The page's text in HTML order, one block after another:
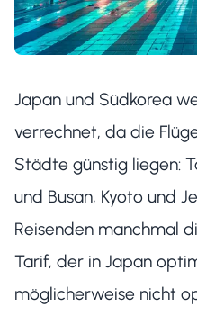
Japan und Südkorea
verrechnet, da die
Städte günstig liegen:
und Busan, Kyoto und
Reisenden manchmal
Tarif, der in Japan
möglicherweise nicht